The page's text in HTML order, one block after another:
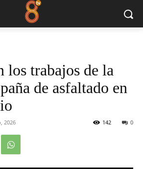
los trabajos de la
de asfaltado en
2026 0
142